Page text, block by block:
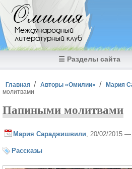
Перейти к основному содержанию
Омилия
Международный
литературный клуб
☰ Разделы сайта
Вы здесь
Главная Авторы «Омилии» Мария
молитвами
Папиными молитвами
Мария Сараджишвили , 20/02/2015
Рассказы